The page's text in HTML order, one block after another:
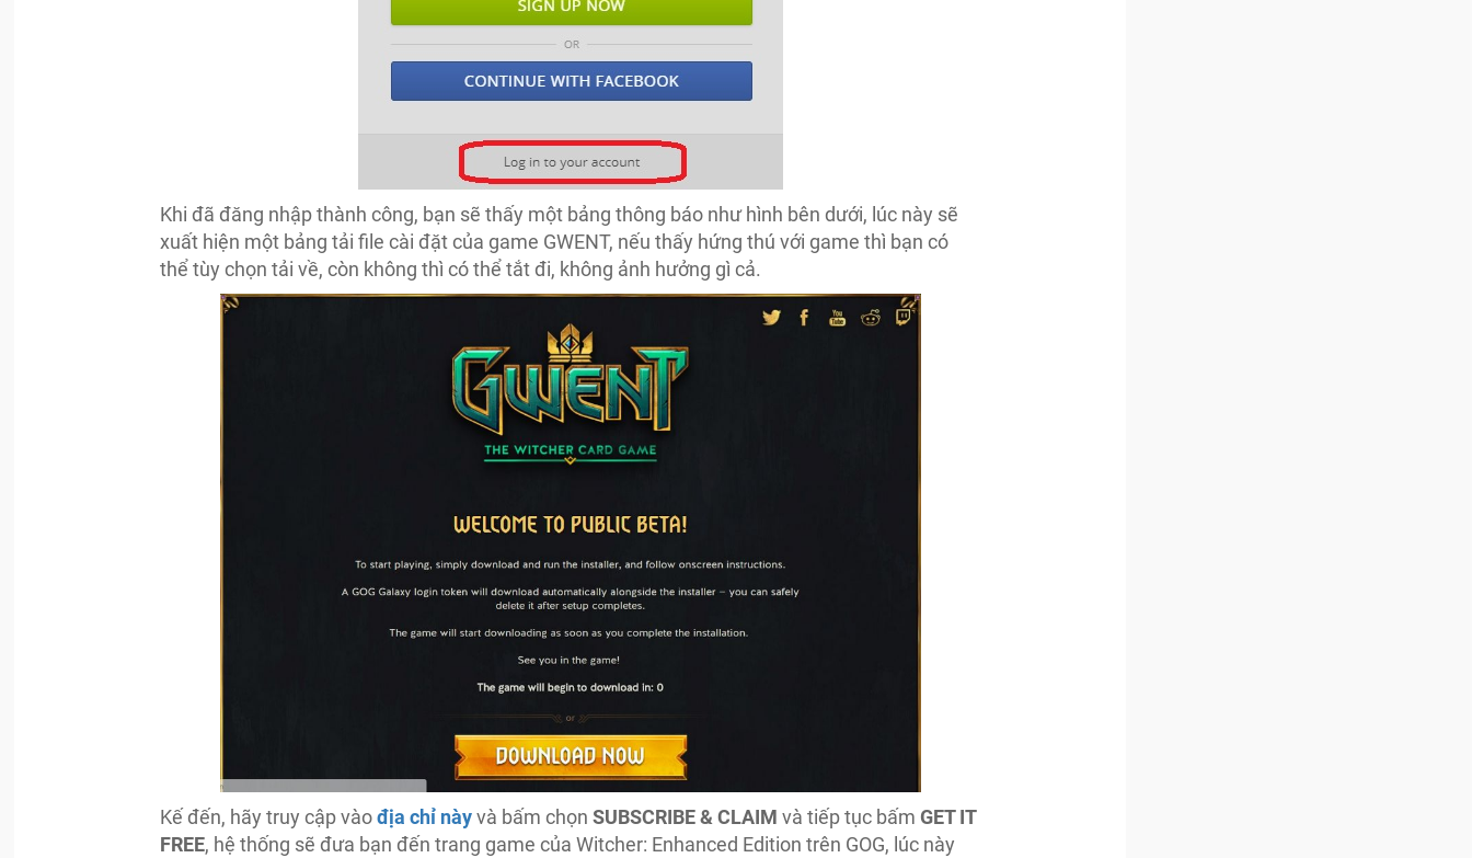
Khi đã đăng nhập thành công, bạn sẽ thấy một bảng thông báo như hình bên dưới, lúc này sẽ
xuất hiện một bảng tải file cài đặt của game GWENT, nếu thấy hứng thú với game thì bạn có
thể tùy chọn tải về, còn không thì có thể tắt đi, không ảnh hưởng gì cả.​
Kế đến, hãy truy cập vào địa chỉ nàyvà bấm chọnSUBSCRIBE & CLAIM và tiếp tục bấmGET IT
FREE, hệ thống sẽ đưa bạn đến trang game của Witcher: Enhanced Edition trên GOG, lúc này